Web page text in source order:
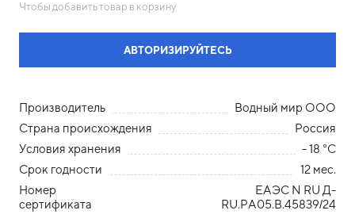
Чтобы добавить товар в корзину
АВТОРИЗИРУЙТЕСЬ
Производитель
Водный мир ООО
Страна происхождения
Россия
Условия хранения
- 18 °С
Срок годности
12 мес.
Номер
сертификата
ЕАЭС N RU Д-
RU.РА05.В.45839/24